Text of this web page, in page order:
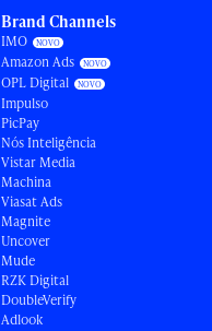
Brand Channels
IMO
Amazon Ads
OPL Digital
Impulso
PicPay
Nós Inteligência
Vistar Media
Machina
Viasat Ads
Magnite
Uncover
Mude
RZK Digital
DoubleVerify
Adlook